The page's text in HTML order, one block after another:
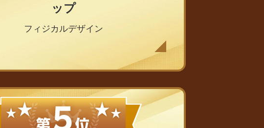
ップ
フィジカルデザイン